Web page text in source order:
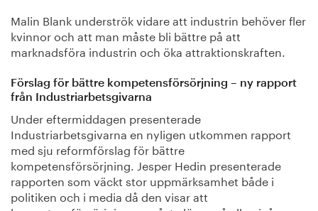
Malin Blank underströk vidare att industrin behöver fler
kvinnor och att man måste bli bättre på att
marknadsföra industrin och öka attraktionskraften.
Förslag för bättre kompetensförsörjning – ny rapport
från Industriarbetsgivarna
Under eftermiddagen presenterade
Industriarbetsgivarna en nyligen utkommen rapport
med sju reformförslag för bättre
kompetensförsörjning. Jesper Hedin presenterade
rapporten som väckt stor uppmärksamhet både i
politiken och i media då den visar att